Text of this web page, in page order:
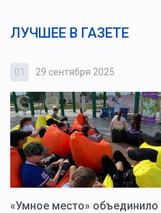
ЛУЧШЕЕ В ГАЗЕТЕ
01 29 сентября 2025
«Умное место»